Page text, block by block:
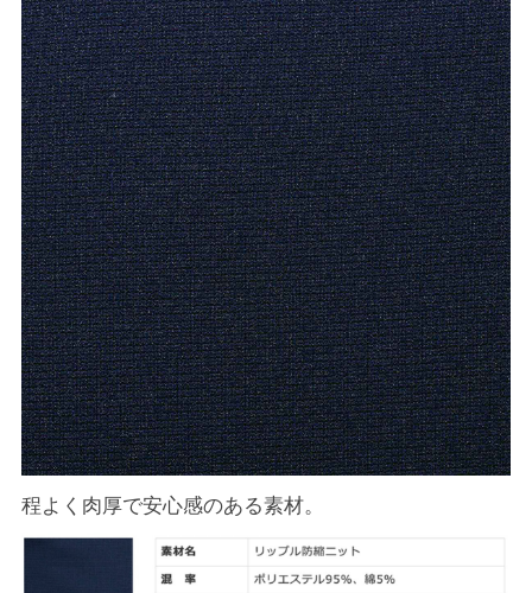
程よく肉厚で安心感のある素材。